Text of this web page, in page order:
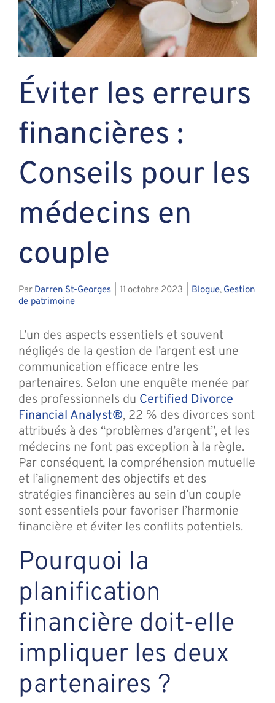
Assante
Recontrez-
Éviter les erreurs
financières :
Conseils pour les
médecins en
couple
Par Darren St-Georges 11 octobre 2023 Blogue, Gestion
de patrimoine
L’un des aspects essentiels et souvent
négligés de la gestion de l’argent est une
communication efficace entre les
partenaires. Selon une enquête menée par
des professionnels du Certified Divorce
Financial Analyst®, 22 % des divorces sont
attribués à des “problèmes d’argent”, et les
médecins ne font pas exception à la règle.
Par conséquent, la compréhension mutuelle
et l’alignement des objectifs et des
stratégies financières au sein d’un couple
sont essentiels pour favoriser l’harmonie
financière et éviter les conflits potentiels.
Pourquoi la
planification
financière doit-elle
impliquer les deux
partenaires ?